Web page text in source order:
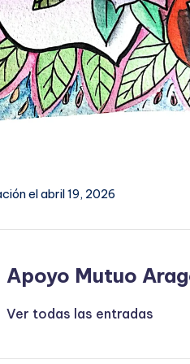
el abril 19, 2026
Apoyo Mutuo
Ver todas las entradas